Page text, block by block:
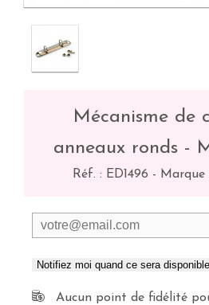
Mécanisme de
anneaux ronds -
Réf. : ED1496 - Marque
Notifiez moi quand ce sera disponible
Aucun point de fidélité